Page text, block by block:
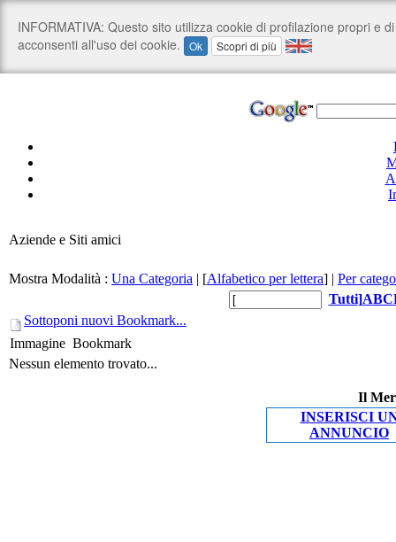
Aziende e Siti amici
Mostra Modalità : Una Categoria | [Alfabetico per lettera] | Per
Tutti]ABC
Sottoponi nuovi Bookmark...
Immagine Bookmark
Nessun elemento trovato...
Il
INSERISCI
ANNUNCIO